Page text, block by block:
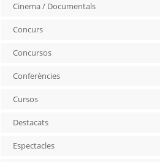
Cinema / Documentals
Concurs
Concursos
Conferències
Cursos
Destacats
Espectacles